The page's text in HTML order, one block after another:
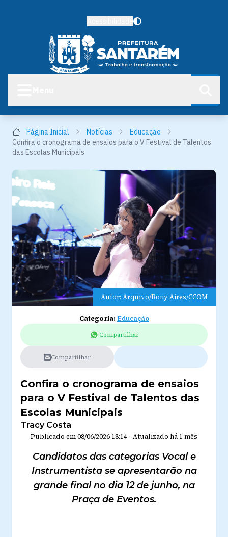
Página Inicial Notícias
Educação
Confira o cronograma de ensaios para o V Festival de Talentos
das Escolas Municipais
Autor: Arquivo/Rony Aires/CCOM
Categoria:Educação
Compartilhar
Compartilhar
Confira o cronograma de ensaios
para o V Festival de Talentos das
Escolas Municipais
Tracy Costa
Publicado em08/06/2026 18:14 - Atualizado há 1 mês
Candidatos das categorias Vocal e
Instrumentista se apresentarão na
grande final no dia 12 de junho, na
Praça de Eventos.